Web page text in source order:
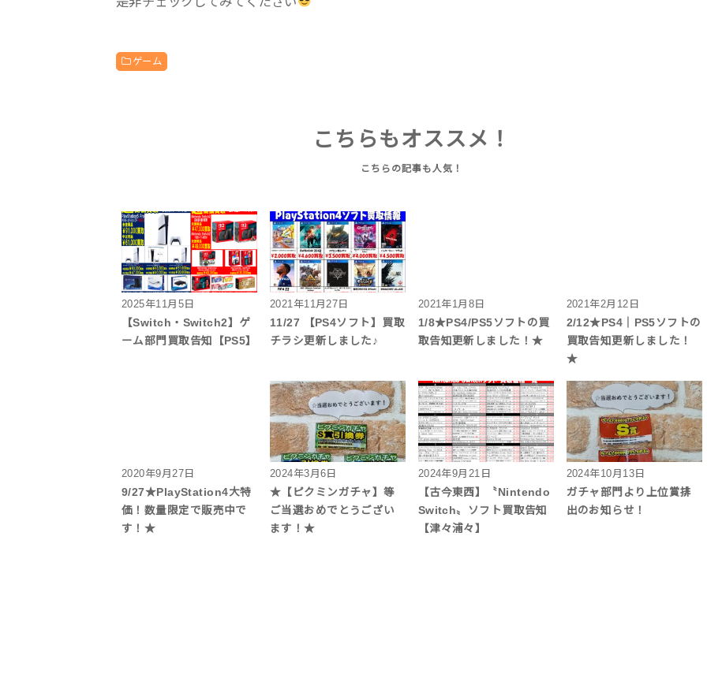
ゲーム
こちらもオススメ！
2025年11月5日
【Switch・Switch2】ゲ
ーム部門買取告知【PS5】
2021年11月27日
11/27 【PS4ソフト】買取
チラシ更新しました♪
2021年1月8日
1/8★PS4/PS5ソフトの買
取告知更新しました！★
2021年2月12日
2/12★PS4｜PS5ソフトの
買取告知更新しました！
★
2020年9月27日
9/27★PlayStation4大特
価！数量限定で販売中で
す！★
2024年3月6日
★【ピクミンガチャ】等
ご当選おめでとうござい
ます！★
2024年9月21日
【古今東西】〝Nintendo
Switch〟ソフト買取告知
【津々浦々】
2024年10月13日
ガチャ部門より上位賞排
出のお知らせ！